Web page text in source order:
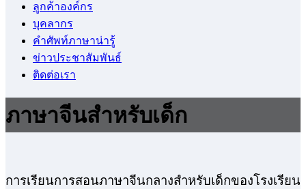
ลูกค้าองค์กร
บุคลากร
คําศัพท์ภาษาน่ารู้
ข่าวประชาสัมพันธ์
ติดต่อเรา
ภาษาจีนสำหรับเด็ก
การเรียนการสอนภาษาจีนกลางสำหรับเด็กของโรงเรียน